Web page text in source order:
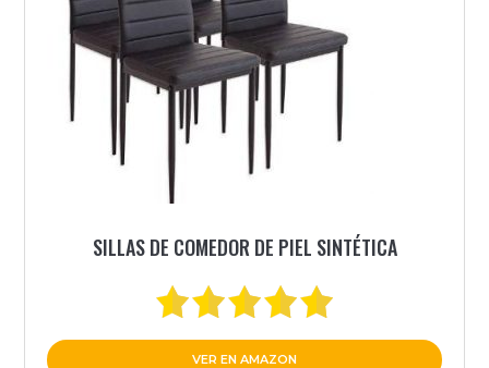
SILLAS DE COMEDOR DE PIEL SINTÉTICA
VER EN AMAZON